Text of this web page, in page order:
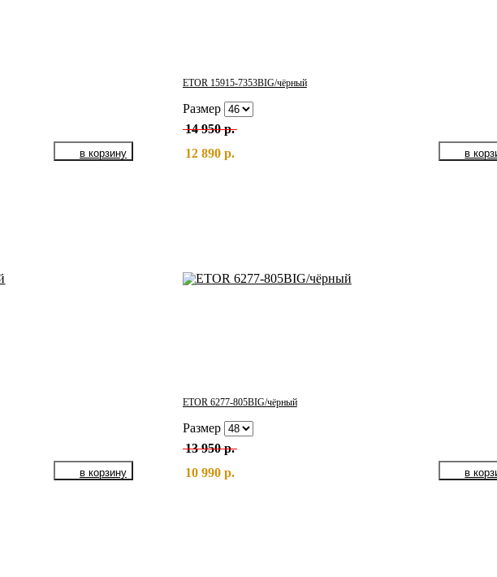
ETOR 15915-7353BIG/чёрный
Размер
14 950 р.
12 890 р.
ETOR 6277-805BIG/чёрный
Размер
13 950 р.
10 990 р.